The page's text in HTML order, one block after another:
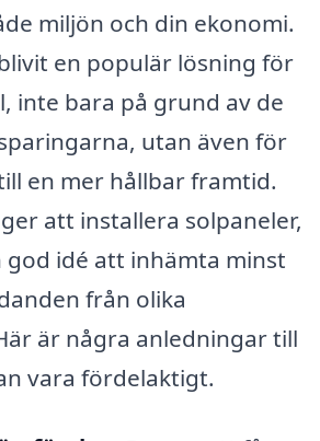
miljön och din ekonomi.
en populär lösning för
inte bara på grund av de
utan även för
en mer hållbar framtid.
att installera solpaneler,
god idé att inhämta minst
från olika
är några anledningar till
vara fördelaktigt.